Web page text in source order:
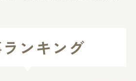
ンキング